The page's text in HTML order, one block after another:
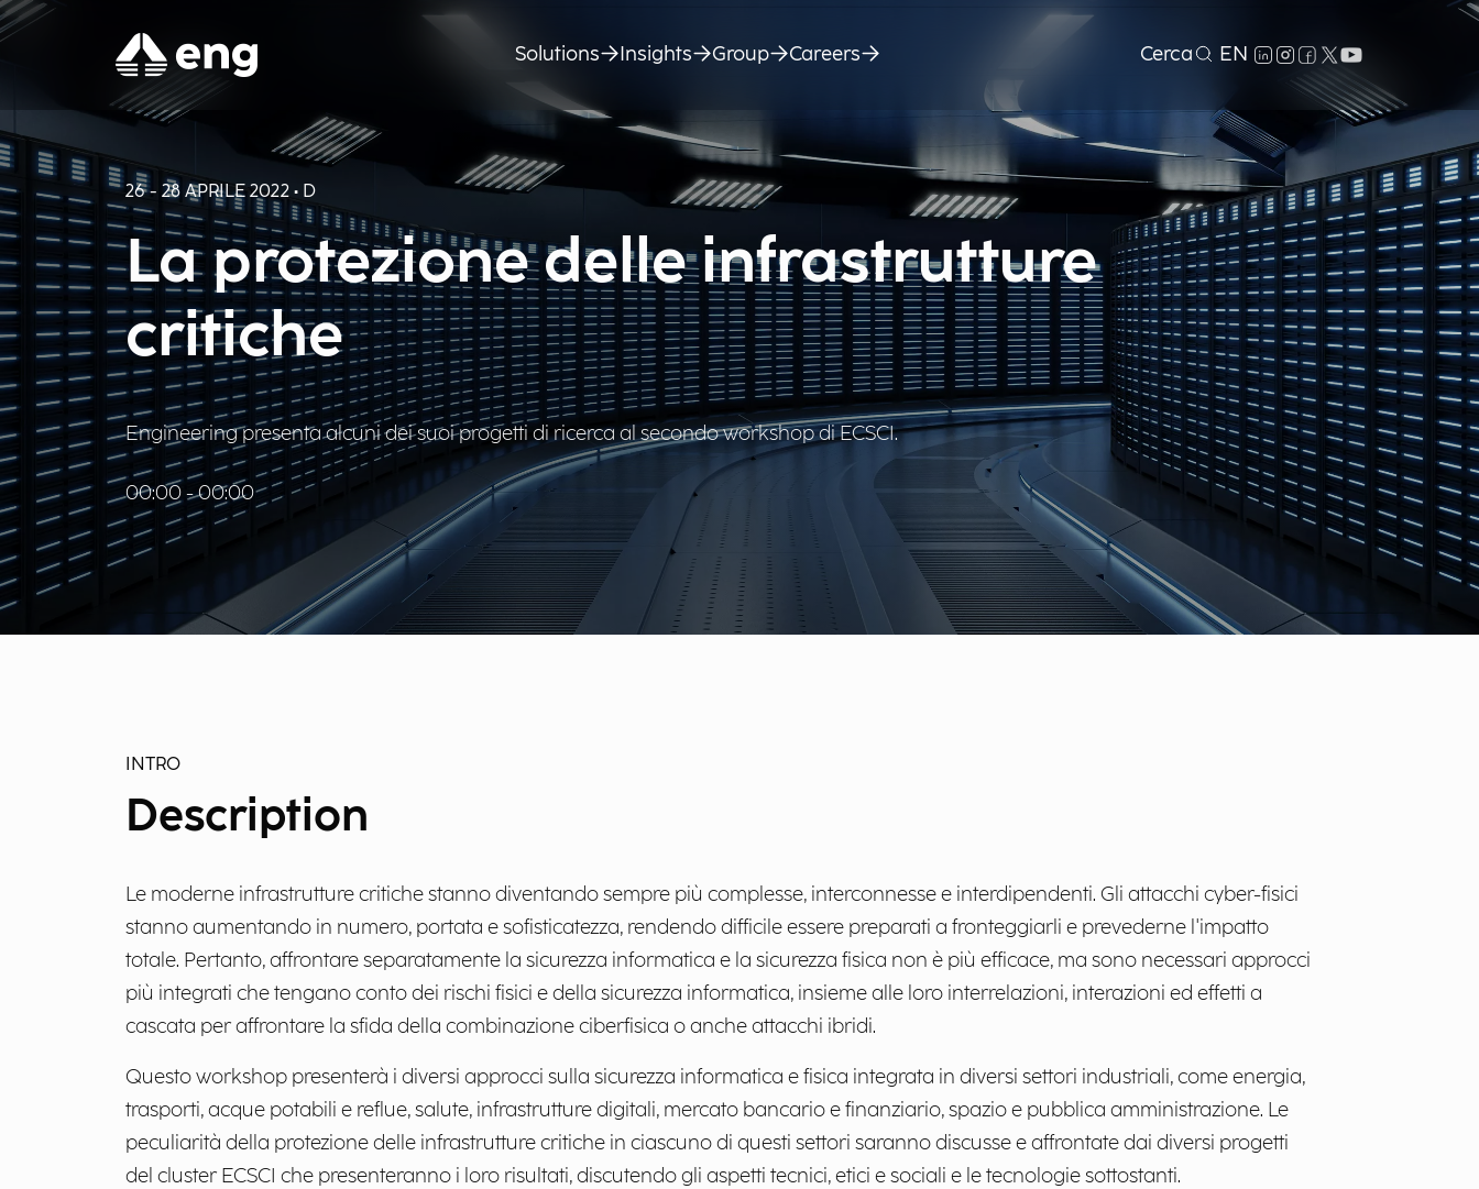
26 - 28 APRILE 2022 • D
La protezione delle infrastrutture
critiche
Engineering presenta alcuni dei suoi progetti di ricerca al secondo workshop di ECSCI.
00:00 - 00:00
INTRO
Description
Le moderne infrastrutture critiche stanno diventando sempre più complesse, interconnesse e interdipendenti. Gli attacchi cyber-fisici
stanno aumentando in numero, portata e sofisticatezza, rendendo difficile essere preparati a fronteggiarli e prevederne l'impatto
totale. Pertanto, affrontare separatamente la sicurezza informatica e la sicurezza fisica non è più efficace, ma sono necessari approcci
più integrati che tengano conto dei rischi fisici e della sicurezza informatica, insieme alle loro interrelazioni, interazioni ed effetti a
cascata per affrontare la sfida della combinazione ciberfisica o anche attacchi ibridi.
Questo workshop presenterà i diversi approcci sulla sicurezza informatica e fisica integrata in diversi settori industriali, come energia,
trasporti, acque potabili e reflue, salute, infrastrutture digitali, mercato bancario e finanziario, spazio e pubblica amministrazione. Le
peculiarità della protezione delle infrastrutture critiche in ciascuno di questi settori saranno discusse e affrontate dai diversi progetti
del cluster ECSCI che presenteranno i loro risultati, discutendo gli aspetti tecnici, etici e sociali e le tecnologie sottostanti.
Solutions Insights Group Careers Cerca EN